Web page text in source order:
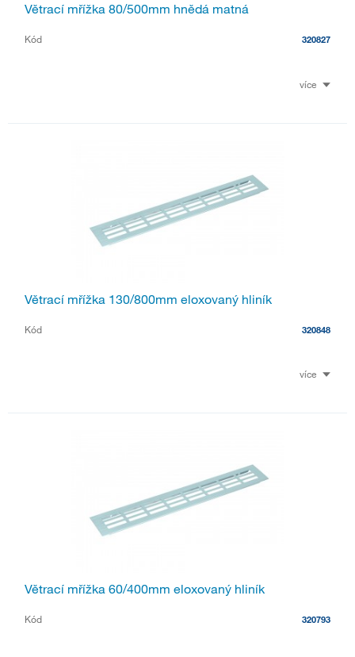
Větrací mřížka 80/500mm hnědá matná
Kód 320827
více
Větrací mřížka 130/800mm eloxovaný hliník
Kód 320848
více
Větrací mřížka 60/400mm eloxovaný hliník
Kód 320793